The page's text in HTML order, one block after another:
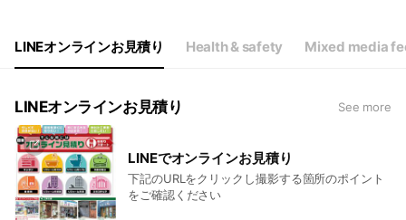
09:00 - 18:00
9:00～18:00
LINEオンラインお見積り Health & safety Mixed media
LINEオンラインお見積り See more
LINEでオンラインお見積り
下記のURLをクリックし撮影する箇所のポイント
をご確認ください